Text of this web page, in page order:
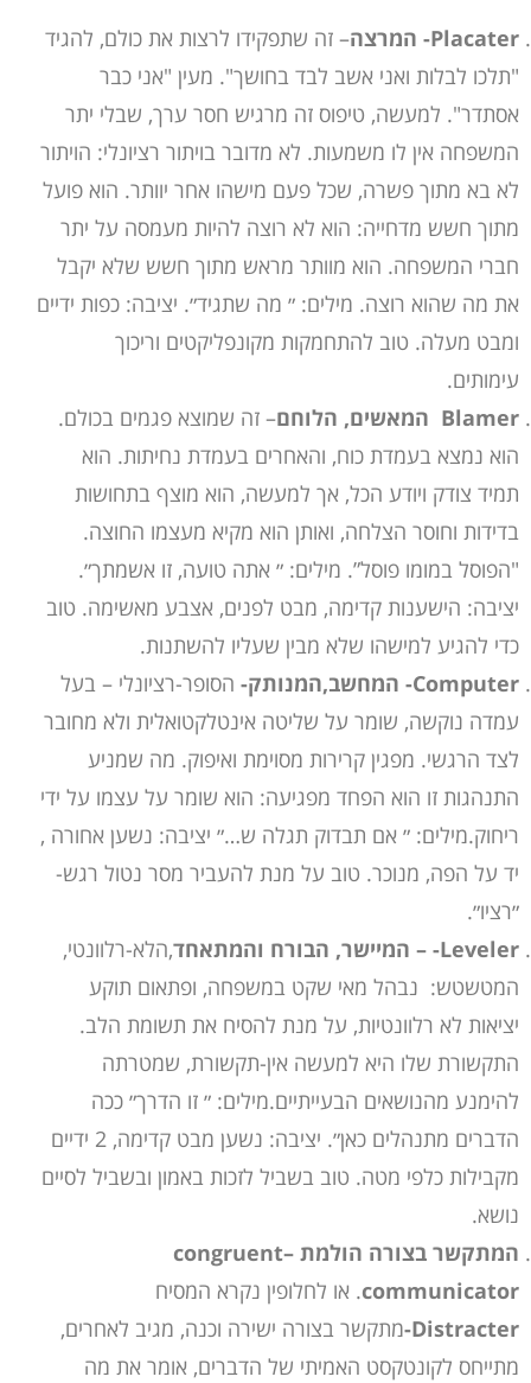
Placater- המרצה
– זה שתפקידו לרצות את כולם, להגיד
"תלכו לבלות ואני אשב לבד בחושך". מעין "אני כבר
אסתדר". למעשה, טיפוס זה מרגיש חסר ערך, שבלי יתר
המשפחה אין לו משמעות. לא מדובר בויתור רציונלי: הויתור
לא בא מתוך פשרה, שכל פעם מישהו אחר יוותר. הוא פועל
מתוך חשש מדחייה: הוא לא רוצה להיות מעמסה על יתר
חברי המשפחה. הוא מוותר מראש מתוך חשש שלא יקבל
את מה שהוא רוצה. מילים: ״ מה שתגיד״. יציבה: כפות ידיים
ומבט מעלה. טוב להתחמקות מקונפליקטים וריכוך
עימותים.
Blamer המאשים, הלוחם
– זה שמוצא פגמים בכולם.
הוא נמצא בעמדת כוח, והאחרים בעמדת נחיתות. הוא
תמיד צודק ויודע הכל, אך למעשה, הוא מוצף בתחושות
בדידות וחוסר הצלחה, ואותן הוא מקיא מעצמו החוצה.
"הפוסל במומו פוסל”. מילים: ״ אתה טועה, זו אשמתך״.
יציבה: הישענות קדימה, מבט לפנים, אצבע מאשימה. טוב
כדי להגיע למישהו שלא מבין שעליו להשתנות.
Computer- המחשב,המנותק-
הסופר-רציונלי – בעל
עמדה נוקשה, שומר על שליטה אינטלקטואלית ולא מחובר
לצד הרגשי. מפגין קרירות מסוימת ואיפוק. מה שמניע
התנהגות זו הוא הפחד מפגיעה: הוא שומר על עצמו על ידי
ריחוק.מילים: ״ אם תבדוק תגלה ש…״ יציבה: נשען אחורה ,
יד על הפה, מנוכר. טוב על מנת להעביר מסר נטול רגש-
״רציו״.
Leveler- – המיישר, הבורח והמתאחד
,הלא-רלוונטי,
המטשטש: נבהל מאי שקט במשפחה, ופתאום תוקע
יציאות לא רלוונטיות, על מנת להסיח את תשומת הלב.
התקשורת שלו היא למעשה אין-תקשורת, שמטרתה
להימנע מהנושאים הבעייתיים.מילים: ״ זו הדרך״ ככה
הדברים מתנהלים כאן״. יציבה: נשען מבט קדימה, 2 ידיים
מקבילות כלפי מטה. טוב בשביל לזכות באמון ובשביל לסיים
נושא.
המתקשר בצורה הולמת –congruent
communicator. או לחלופין נקרא המסיח
Distracter- מתקשר בצורה ישירה וכנה, מגיב לאחרים,
מתייחס לקונטקסט האמיתי של הדברים, אומר את מה